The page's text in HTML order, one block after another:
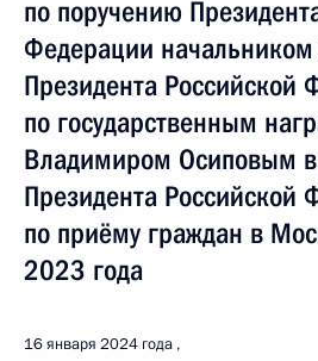
по поручению
Федерации начальником
Президента Российской
по государственным
Владимиром Осиповым
Президента Российской
по приёму граждан в
2023 года
16 января 2024 года